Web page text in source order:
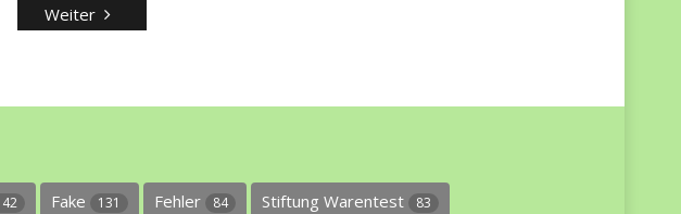
Weiter
Fake 131 Fehler 84 Stiftung Warentest 83